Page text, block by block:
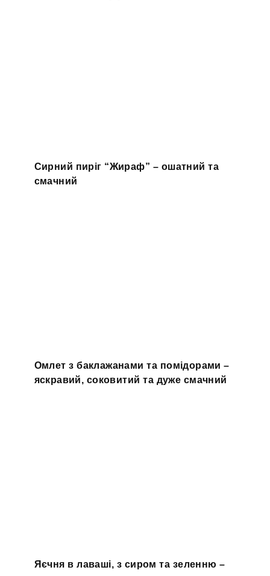
Сирний пиріг “Жираф” – ошатний та
смачний
Омлет з баклажанами та помідорами –
яскравий, соковитий та дуже смачний
Яєчня в лаваші, з сиром та зеленню –